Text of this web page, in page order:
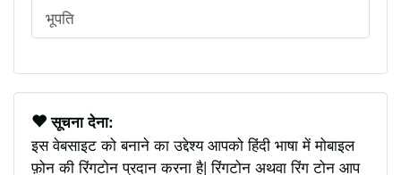
भूपति
सूचना देना:
इस वेबसाइट को बनाने का उद्देश्य आपको हिंदी भाषा में मोबाइल
फ़ोन की रिंगटोन प्रदान करना है| रिंगटोन अथवा रिंग टोन आप